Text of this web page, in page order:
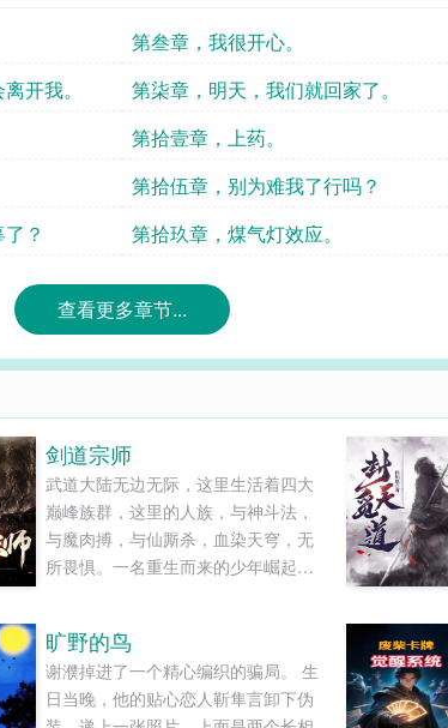
第叁章，我很开心。
开我。 第柒章，明天，我们就回家了。
第拾壹章，上药。
第拾伍章，别为难我了行吗？
？ 第拾玖章，煤气灯效应。
查看更多章节...
剑道宗师
武道大陆无边无际，这里生活着四大
巅峰族群，这里的人族，与神斗法，
与魔肉搏，与仙厮杀，血染天穹，无
所畏惧。一名重生而来的少年崛起于
九重天！仅凭手中三尺剑，斩尽世间
一切敌！当今大世，唯剑独尊！......
旷野的鸟
谢濮掉进了一个精心编织的骗局。 生
日当晚，他的贴心恋人靳隼言卸下伪